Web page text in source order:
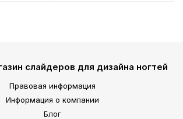
слайдеров для дизайна ногтей
Правовая информация
Информация о компании
Блог